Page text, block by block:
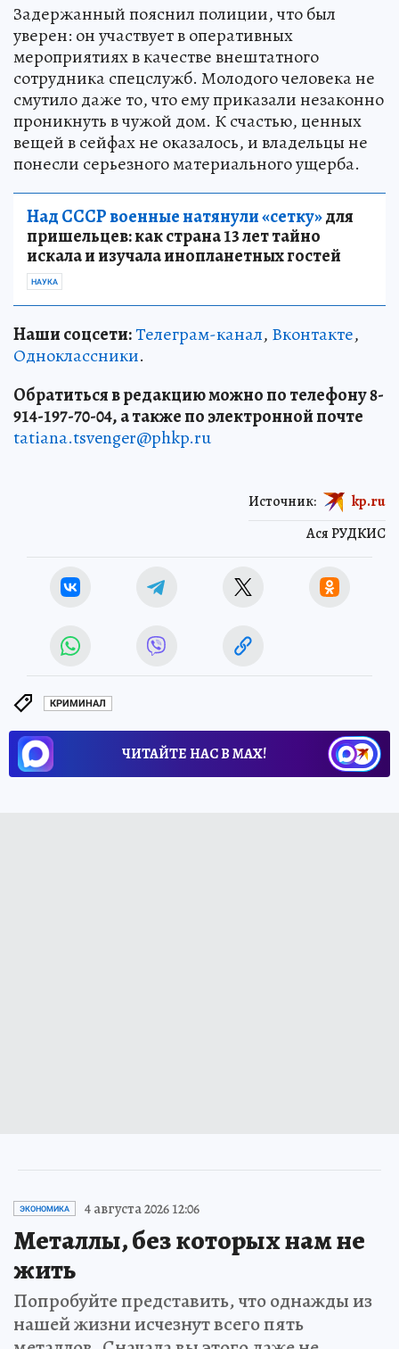
Задержанный пояснил полиции, что был
уверен: он участвует в оперативных
мероприятиях в качестве внештатного
сотрудника спецслужб. Молодого человека не
смутило даже то, что ему приказали незаконно
проникнуть в чужой дом. К счастью, ценных
вещей в сейфах не оказалось, и владельцы не
понесли серьезного материального ущерба.
Над СССР военные натянули «сетку»для
пришельцев: как страна 13 лет тайно
искала и изучала инопланетных гостей
НАУКА
Наши соцсети:Телеграм-канал, Вконтакте,
Одноклассники.
Обратиться в редакцию можно по телефону 8-
914-197-70-04, а также по электронной почте
tatiana.tsvenger@phkp.ru
Ася РУДКИС
Источник: kp.ru
КРИМИНАЛ
ЧИТАЙТЕ НАС В МАХ!
ЭКОНОМИКА 4 августа 2026 12:06
Металлы, без которых нам не
жить
Попробуйте представить, что однажды из
нашей жизни исчезнут всего пять